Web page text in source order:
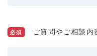
必須 ご質問やご相談内